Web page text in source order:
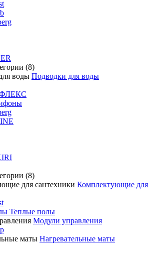
(8)
Подводки для воды
(8)
Комплектующие для
Теплые полы
Модули управления
Нагревательные маты